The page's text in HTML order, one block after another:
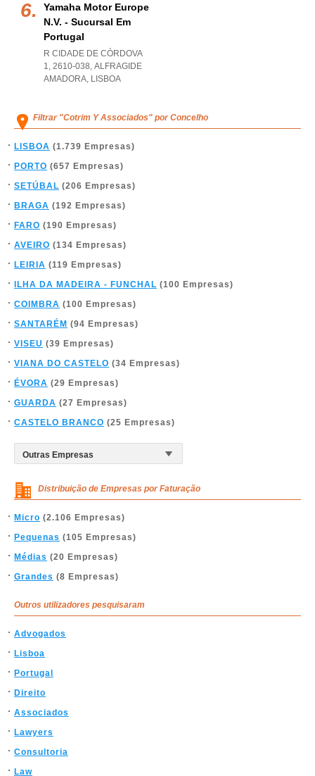
Yamaha Motor Europe
N.v. - Sucursal Em
Portugal
R CIDADE DE CÓRDOVA
1, 2610-038, ALFRAGIDE
AMADORA, LISBOA
Filtrar "Cotrim Y Associados" por Concelho
LISBOA (1.739 Empresas)
PORTO (657 Empresas)
SETÚBAL (206 Empresas)
BRAGA (192 Empresas)
FARO (190 Empresas)
AVEIRO (134 Empresas)
LEIRIA (119 Empresas)
ILHA DA MADEIRA - FUNCHAL (100 Empresas)
COIMBRA (100 Empresas)
SANTARÉM (94 Empresas)
VISEU (39 Empresas)
VIANA DO CASTELO (34 Empresas)
ÉVORA (29 Empresas)
GUARDA (27 Empresas)
CASTELO BRANCO (25 Empresas)
Distribuição de Empresas por Faturação
Micro (2.106 Empresas)
Pequenas (105 Empresas)
Médias (20 Empresas)
Grandes (8 Empresas)
Outros utilizadores pesquisaram
Advogados
Lisboa
Portugal
Direito
Associados
Lawyers
Consultoria
Law